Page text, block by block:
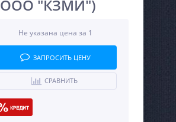
"КЗМИ")
Не указана цена за 1
ЗАПРОСИТЬ ЦЕНУ
СРАВНИТЬ